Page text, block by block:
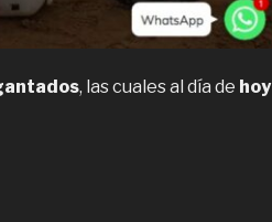
, las cuales al día de hoy